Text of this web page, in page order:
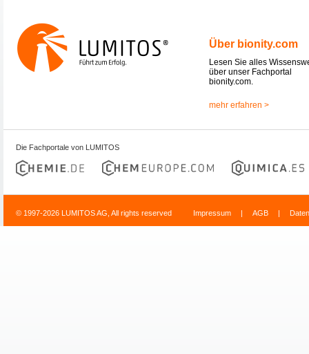
Über bionity.com
Lesen Sie alles
über unser Fachportal
bionity.com.
mehr erfahren >
Die Fachportale von LUMITOS
© 1997-2026 LUMITOS AG, All rights reserved Impressum | AGB |